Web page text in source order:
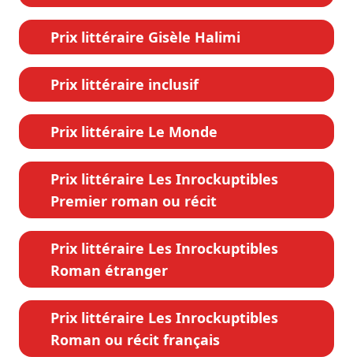
Prix littéraire Gisèle Halimi
Prix littéraire inclusif
Prix littéraire Le Monde
Prix littéraire Les Inrockuptibles
Premier roman ou récit
Prix littéraire Les Inrockuptibles
Roman étranger
Prix littéraire Les Inrockuptibles
Roman ou récit français